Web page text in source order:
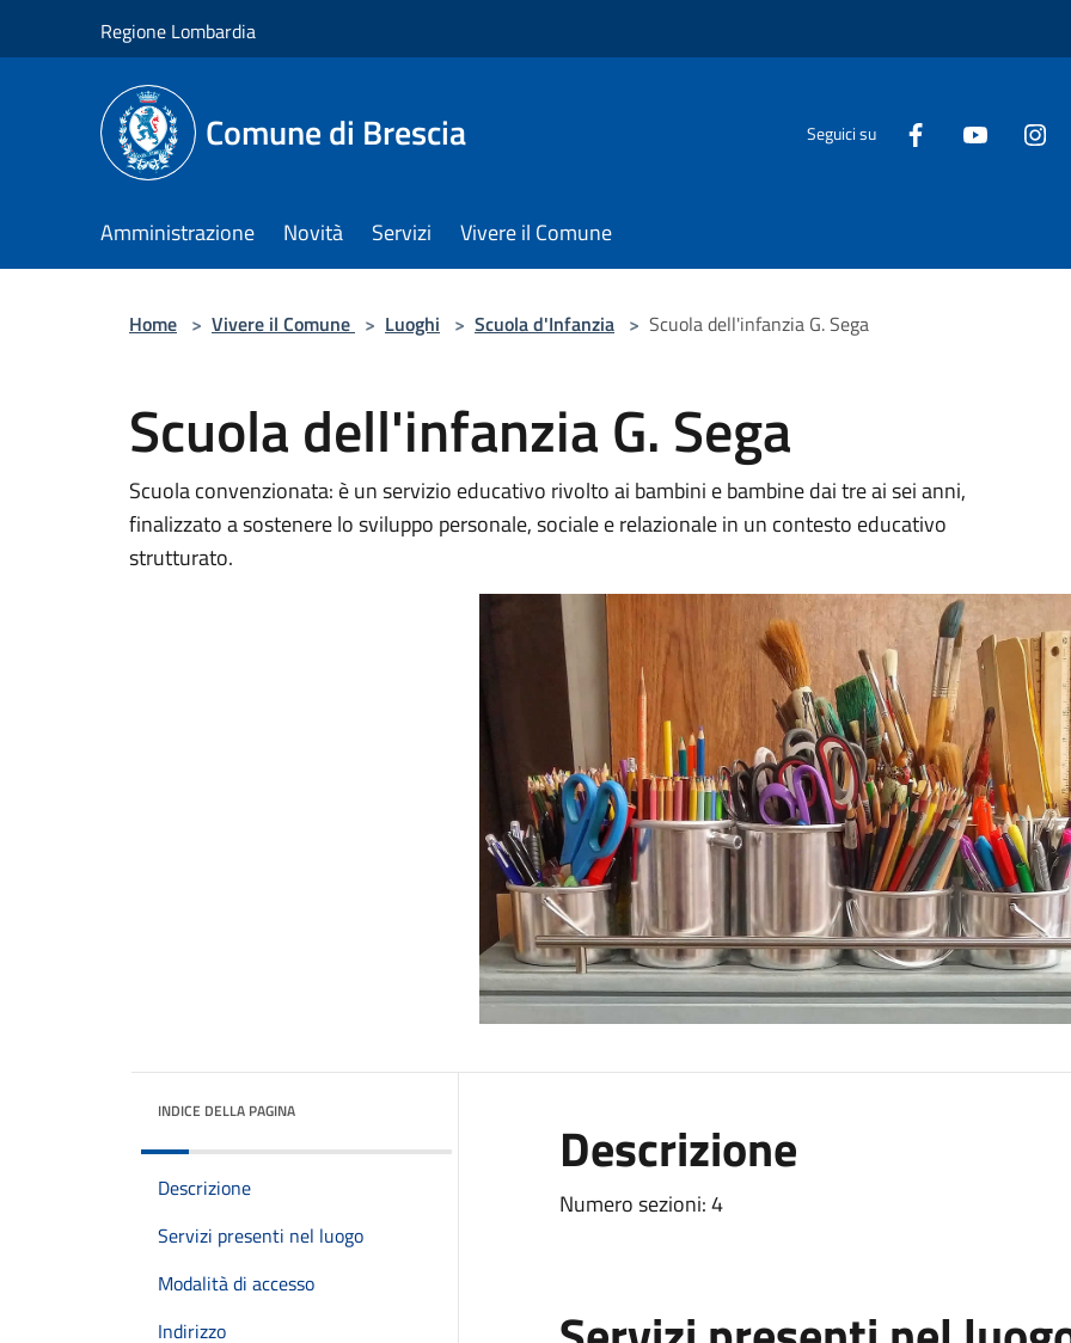
Regione Lombardia
Comune di Brescia Seguici su
Amministrazione Novità Servizi Vivere il Comune
Home > Vivere il Comune > Luoghi > Scuola d'Infanzia > Scuola dell'infanzia G. Sega
Scuola dell'infanzia G. Sega
Scuola convenzionata: è un servizio educativo rivolto ai bambini e bambine dai tre ai sei anni,
finalizzato a sostenere lo sviluppo personale, sociale e relazionale in un contesto educativo
strutturato.
INDICE DELLA PAGINA
Descrizione
Servizi presenti nel luogo
Modalità di accesso
Indirizzo
Descrizione
Numero sezioni: 4